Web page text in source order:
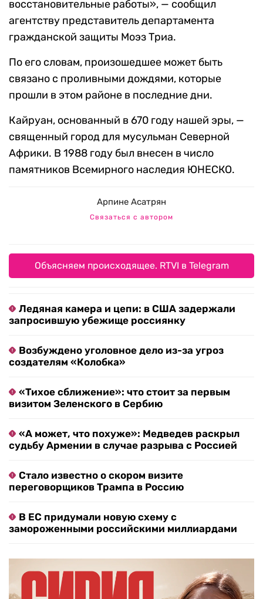
восстановительные работы», — сообщил
агентству представитель департамента
гражданской защиты Моэз Триа.
По его словам, произошедшее может быть
связано с проливными дождями, которые
прошли в этом районе в последние дни.
Кайруан, основанный в 670 году нашей эры, —
священный город для мусульман Северной
Африки. В 1988 году был внесен в число
памятников Всемирного наследия ЮНЕСКО.
Арпине Асатрян
Связаться с автором
Объясняем происходящее. RTVI в Telegram
Ледяная камера и цепи: в США задержали
запросившую убежище россиянку
Возбуждено уголовное дело из-за угроз
создателям «Колобка»
«Тихое сближение»: что стоит за первым
визитом Зеленского в Сербию
«А может, что похуже»: Медведев раскрыл
судьбу Армении в случае разрыва с Россией
Стало известно о скором визите
переговорщиков Трампа в Россию
В ЕС придумали новую схему с
замороженными российскими миллиардами